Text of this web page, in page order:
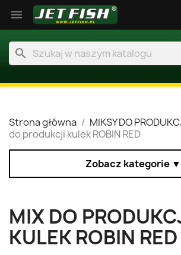

search
Strona główna MIKSY DO
do produkcji kulek ROBIN RED
Zobacz kategorie ▼
MIX DO
KULEK ROBIN RED